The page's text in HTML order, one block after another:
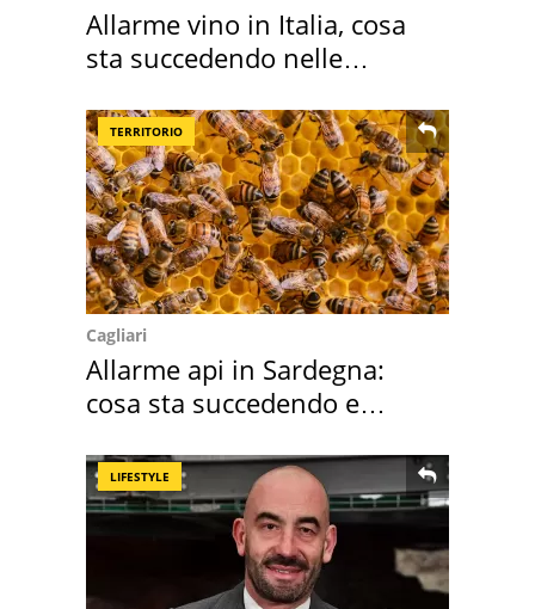
Allarme vino in Italia, cosa
sta succedendo nelle
TERRITORIO
Cagliari
Allarme api in Sardegna:
cosa sta succedendo e
LIFESTYLE